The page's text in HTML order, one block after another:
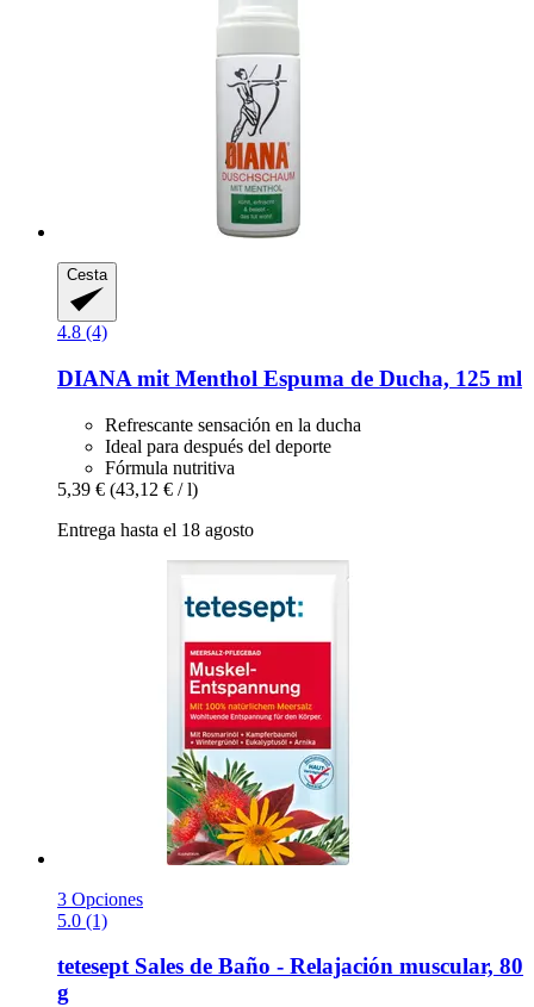
Cesta
4.8 (4)
DIANA mit Menthol Espuma de Ducha, 125 ml
Refrescante sensación en la ducha
Ideal para después del deporte
Fórmula nutritiva
5,39 € (43,12 € / l)
Entrega hasta el 18 agosto
3 Opciones
5.0 (1)
teteseptSales de Baño -​ Relajación muscular, 80
g